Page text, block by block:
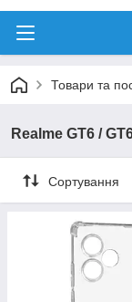
Товари та
Realme GT6 /
Сортування